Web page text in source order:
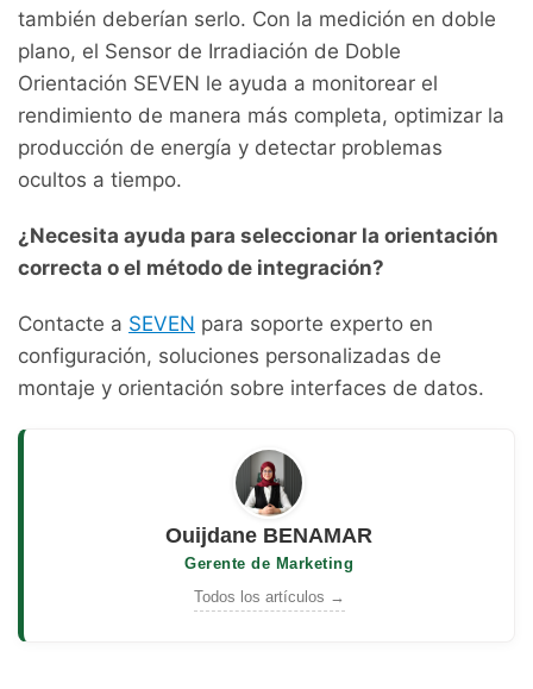
también deberían serlo. Con la medición en doble
plano, el Sensor de Irradiación de Doble
Orientación SEVEN le ayuda a monitorear el
rendimiento de manera más completa, optimizar la
producción de energía y detectar problemas
ocultos a tiempo.
¿Necesita ayuda para seleccionar la orientación
correcta o el método de integración?
Contacte a SEVEN para soporte experto en
configuración, soluciones personalizadas de
montaje y orientación sobre interfaces de datos.
Ouijdane BENAMAR
Gerente de Marketing
Todos los artículos →